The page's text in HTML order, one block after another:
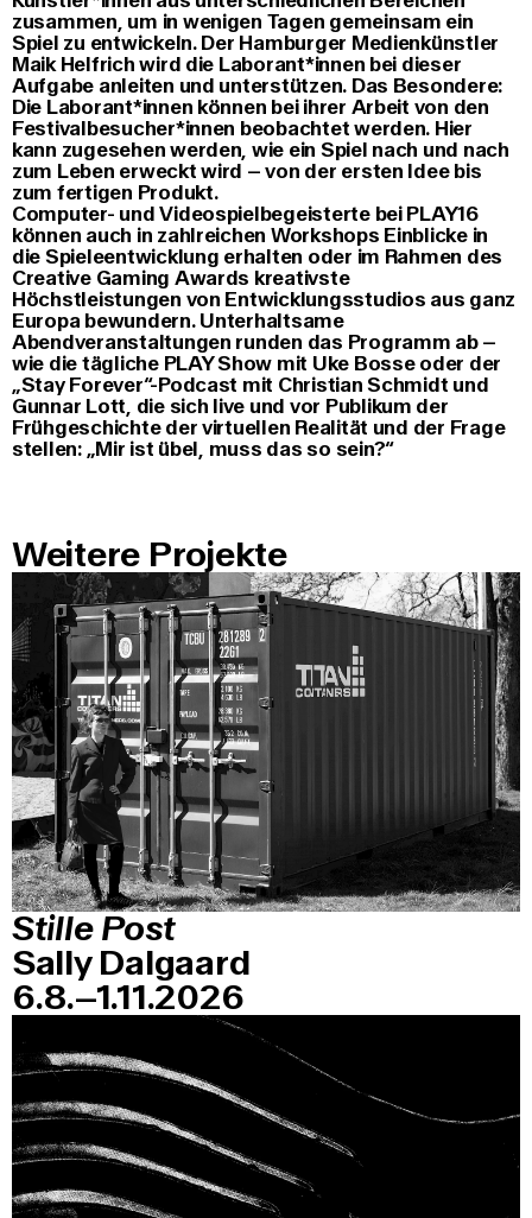
zusammen, um in wenigen Tagen gemeinsam ein
Spiel zu entwickeln. Der Hamburger Medienkünstler
Maik Helfrich wird die Laborant*innen bei dieser
Aufgabe anleiten und unterstützen. Das Besondere:
Die Laborant*innen können bei ihrer Arbeit von den
Festivalbesucher*innen beobachtet werden. Hier
kann zugesehen werden, wie ein Spiel nach und nach
zum Leben erweckt wird – von der ersten Idee bis
zum fertigen Produkt.
Computer- und Videospielbegeisterte bei PLAY16
können auch in zahlreichen Workshops Einblicke in
die Spieleentwicklung erhalten oder im Rahmen des
Creative Gaming Awards kreativste
Höchstleistungen von Entwicklungsstudios aus ganz
Europa bewundern. Unterhaltsame
Abendveranstaltungen runden das Programm ab –
wie die tägliche PLAY Show mit Uke Bosse oder der
„Stay Forever“-Podcast mit Christian Schmidt und
Gunnar Lott, die sich live und vor Publikum der
Frühgeschichte der virtuellen Realität und der Frage
stellen: „Mir ist übel, muss das so sein?“
Weitere Projekte
Stille Post
Sally Dalgaard
6.8.–1.11.2026